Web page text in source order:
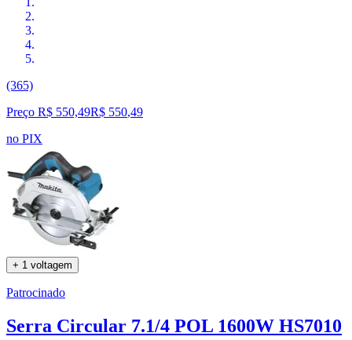
(365)
Preço R$ 550,49R$ 550,49
no PIX
+ 1 voltagem
Patrocinado
Serra Circular 7.1/4 POL 1600W HS7010